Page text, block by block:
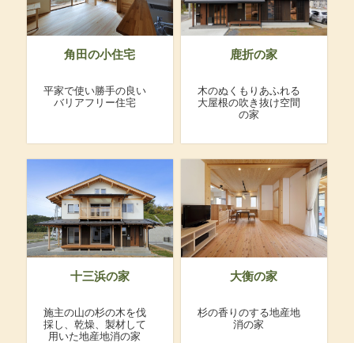
角田の小住宅
平家で使い勝手の良い
バリアフリー住宅
鹿折の家
木のぬくもりあふれる
大屋根の吹き抜け空間
の家
十三浜の家
施主の山の杉の木を伐
採し、乾燥、製材して
用いた地産地消の家
大衡の家
杉の香りのする地産地
消の家